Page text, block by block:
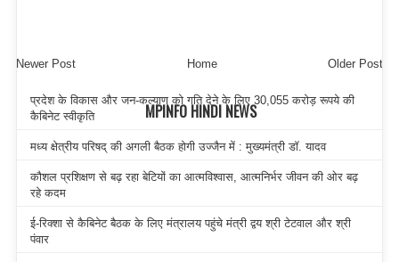
Newer Post Older Post
Home
MPINFO HINDI NEWS
प्रदेश के विकास और जन-कल्याण को गति देने के लिए 30,055 करोड़ रूपये की
कैबिनेट स्वीकृति
मध्य क्षेत्रीय परिषद् की अगली बैठक होगी उज्जैन में : मुख्यमंत्री डॉ. यादव
कौशल प्रशिक्षण से बढ़ रहा बेटियों का आत्मविश्वास, आत्मनिर्भर जीवन की ओर बढ़
रहे कदम
ई-रिक्शा से कैबिनेट बैठक के लिए मंत्रालय पहुंचे मंत्री द्वय श्री टेटवाल और श्री
पंवार